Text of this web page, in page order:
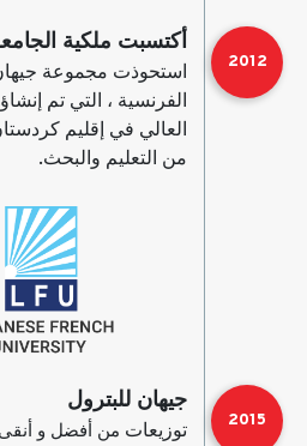
2012
أكتسبت ملكية
استحوذت مجموعة جيهان
الفرنسية ، التي تم
العالي في إقليم
من التعليم والبحث.
2015
جيهان للبترول
توزيعات من أفضل و أنقى